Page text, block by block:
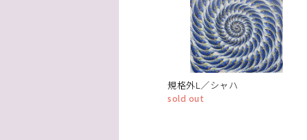
規格外L／シャハ
sold out